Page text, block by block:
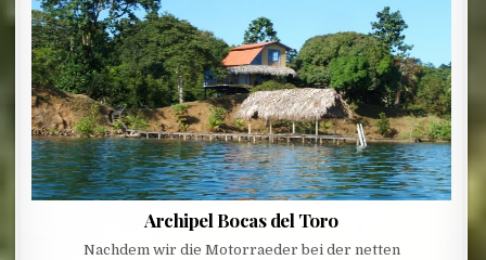
Archipel Bocas del Toro
Nachdem wir die Motorraeder bei der netten